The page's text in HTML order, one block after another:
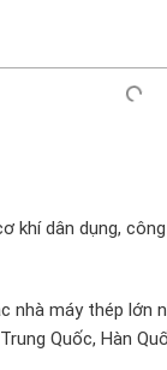
khí dân dụng,
máy thép lớn
Quốc, Hàn